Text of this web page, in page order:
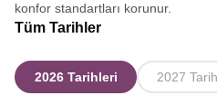
konfor standartları korunur.
Tüm Tarihler
2026 Tarihleri 2027